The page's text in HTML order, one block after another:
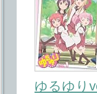
ゆるゆり